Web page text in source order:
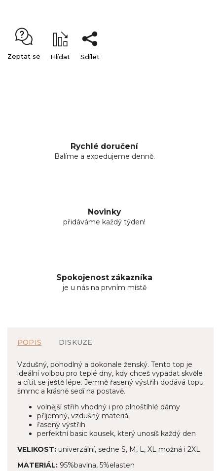
Zeptat se Hlídat Sdílet
Rychlé doručení
Balíme a expedujeme denně.
Novinky
přidáváme každý týden!
Spokojenost zákazníka
je u nás na prvním místě
POPIS DISKUZE
Vzdušný, pohodlný a dokonale ženský. Tento top je
ideální volbou pro teplé dny, kdy chceš vypadat skvěle
a cítit se ještě lépe. Jemně řasený výstřih dodává topu
šmrnc a krásně sedí na postavě.
volnější střih vhodný i pro plnoštíhlé dámy
příjemný, vzdušný materiál
řasený výstřih
perfektní basic kousek, který unosíš každý den
VELIKOST: univerzální, sedne S, M, L, XL možná i 2XL
MATERIÁL: 95%bavlna, 5%elasten